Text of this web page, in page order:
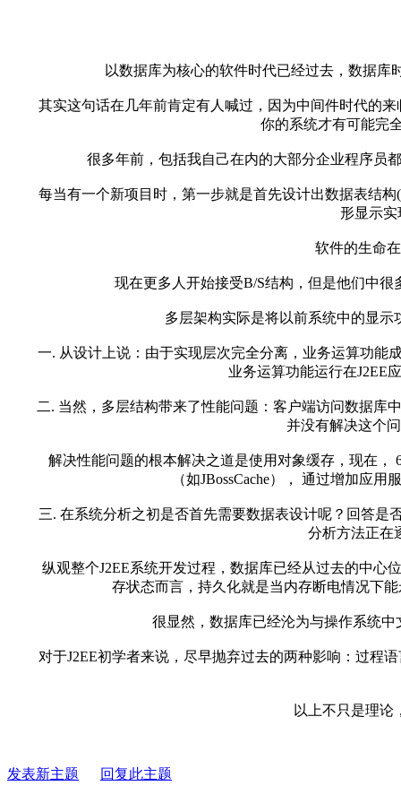
以数据库为核心的软件时代已经过去，数据库
其实这句话在几年前肯定有人喊过，因为中间件时代的来
你的系统才有可能完
很多年前，包括我自己在内的大部分企业程序员都
每当有一个新项目时，第一步就是首先设计出数据表结构
形显示实
软件的生命在
现在更多人开始接受B/S结构，但是他们中很多
多层架构实际是将以前系统中的显示功
一. 从设计上说：由于实现层次完全分离，业务运算功能成
业务运算功能运行在J2EE
二. 当然，多层结构带来了性能问题：客户端访问数据库中
并没有解决这个
解决性能问题的根本解决之道是使用对象缓存，现在，
（如JBossCache）， 通过增加应
三. 在系统分析之初是否首先需要数据表设计呢？回答是
分析方法正在
纵观整个J2EE系统开发过程，数据库已经从过去的中心
存状态而言，持久化就是当内存断电情况下
很显然，数据库已经沦为与操作系统中
对于J2EE初学者来说，尽早抛弃过去的两种影响：过程语
以上不只是理论，
发表新主题 回复此主题